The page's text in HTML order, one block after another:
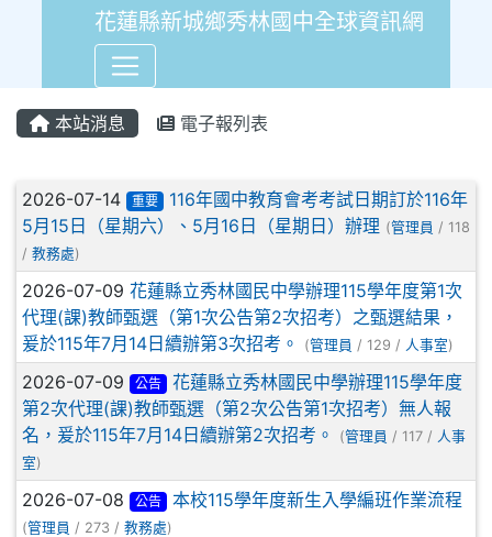
花蓮縣新城鄉秀林國中全球資訊網
本站消息 電子報列表
文章列表
2026-07-14 重要
116年國中教育會考考試日期訂於116年
5月15日（星期六）、5月16日（星期日）辦理 (管理員 / 118
/ 教務處)
2026-07-09 花蓮縣立秀林國民中學辦理115學年度第1次
代理(課)教師甄選（第1次公告第2次招考）之甄選結果，
爰於115年7月14日續辦第3次招考。
(管理員 / 129 / 人事室)
2026-07-09 公告
花蓮縣立秀林國民中學辦理115學年度
第2次代理(課)教師甄選（第2次公告第1次招考）無人報
名，爰於115年7月14日續辦第2次招考。
(管理員 / 117 / 人事
室)
2026-07-08 公告 本校115學年度新生入學編班作業流程
(管理員 / 273 / 教務處)